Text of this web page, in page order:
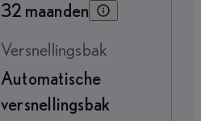
32 maanden
Versnellingsbak
Automatische
versnellingsbak